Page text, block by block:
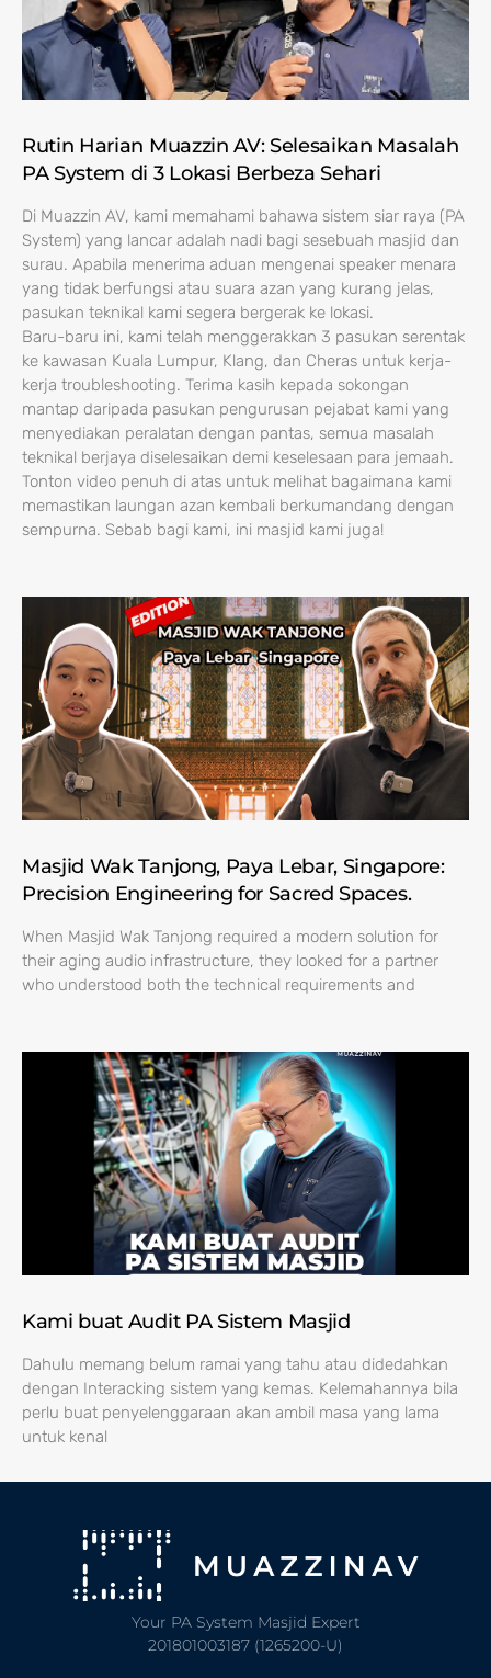
Rutin Harian Muazzin AV: Selesaikan Masalah
PA System di 3 Lokasi Berbeza Sehari
Di Muazzin AV, kami memahami bahawa sistem siar raya (PA
System) yang lancar adalah nadi bagi sesebuah masjid dan
surau. Apabila menerima aduan mengenai speaker menara
yang tidak berfungsi atau suara azan yang kurang jelas,
pasukan teknikal kami segera bergerak ke lokasi.
Baru-baru ini, kami telah menggerakkan 3 pasukan serentak
ke kawasan Kuala Lumpur, Klang, dan Cheras untuk kerja-
kerja troubleshooting. Terima kasih kepada sokongan
mantap daripada pasukan pengurusan pejabat kami yang
menyediakan peralatan dengan pantas, semua masalah
teknikal berjaya diselesaikan demi keselesaan para jemaah.
Tonton video penuh di atas untuk melihat bagaimana kami
memastikan laungan azan kembali berkumandang dengan
sempurna. Sebab bagi kami, ini masjid kami juga!
Masjid Wak Tanjong, Paya Lebar, Singapore:
Precision Engineering for Sacred Spaces.
When Masjid Wak Tanjong required a modern solution for
their aging audio infrastructure, they looked for a partner
who understood both the technical requirements and
Kami buat Audit PA Sistem Masjid
Dahulu memang belum ramai yang tahu atau didedahkan
dengan Interacking sistem yang kemas. Kelemahannya bila
perlu buat penyelenggaraan akan ambil masa yang lama
untuk kenal
Your PA System Masjid Expert
201801003187 (1265200-U)